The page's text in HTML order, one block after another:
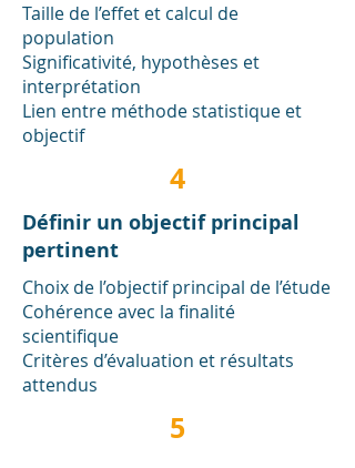
Taille de l’effet et calcul de
population
Significativité, hypothèses et
interprétation
Lien entre méthode statistique et
objectif
4
Définir un objectif principal
pertinent
Choix de l’objectif principal de l’étude
Cohérence avec la finalité
scientifique
Critères d’évaluation et résultats
attendus
5